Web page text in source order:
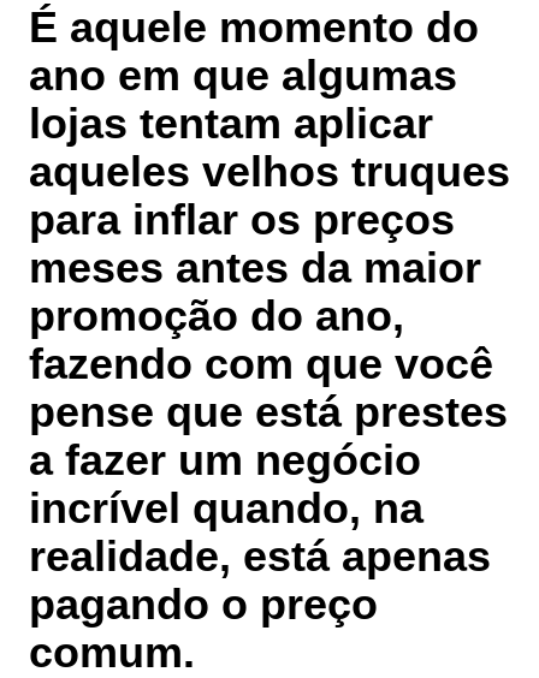
É aquele momento do
ano em que algumas
lojas tentam aplicar
aqueles velhos truques
para inflar os preços
meses antes da maior
promoção do ano,
fazendo com que você
pense que está prestes
a fazer um negócio
incrível quando, na
realidade, está apenas
pagando o preço
comum.